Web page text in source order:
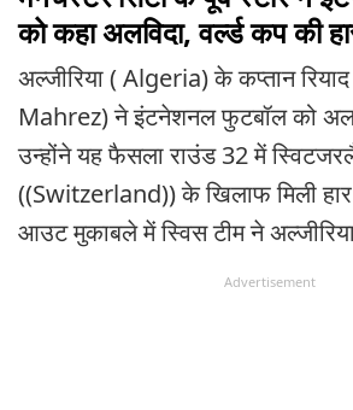
को कहा अलविदा, वर्ल्ड कप की
अल्जीरिया ( Algeria) के कप्तान
Mahrez) ने इंटनेशनल फुटबॉल को
उन्होंने यह फैसला राउंड 32 में
((Switzerland)) के खिलाफ मिली
आउट मुकाबले में स्विस टीम ने
Advertisement